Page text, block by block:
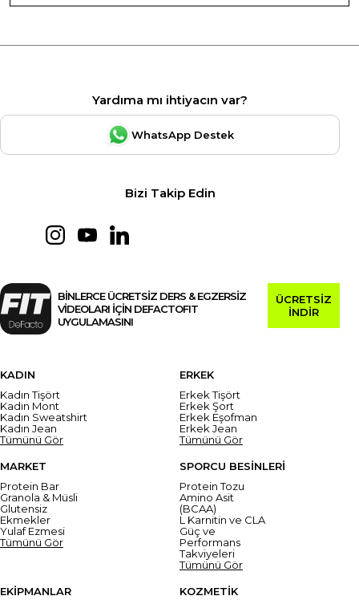
Yardıma mı ihtiyacın var?
WhatsApp Destek
Bizi Takip Edin
BİNLERCE ÜCRETSİZ DERS & EGZERSİZ
VİDEOLARI İÇİN DEFACTOFIT
UYGULAMASINI
ÜCRETSİZ
İNDİR
KADIN
Kadın Tişört
Kadın Mont
Kadın Sweatshirt
Kadın Jean
Tümünü Gör
ERKEK
Erkek Tişört
Erkek Şort
Erkek Eşofman
Erkek Jean
Tümünü Gör
MARKET
Protein Bar
Granola & Müsli
Glutensiz
Ekmekler
Yulaf Ezmesi
Tümünü Gör
SPORCU BESİNLERİ
Protein Tozu
Amino Asit
(BCAA)
L Karnitin ve CLA
Güç ve
Performans
Takviyeleri
Tümünü Gör
EKİPMANLAR
KOZMETİK